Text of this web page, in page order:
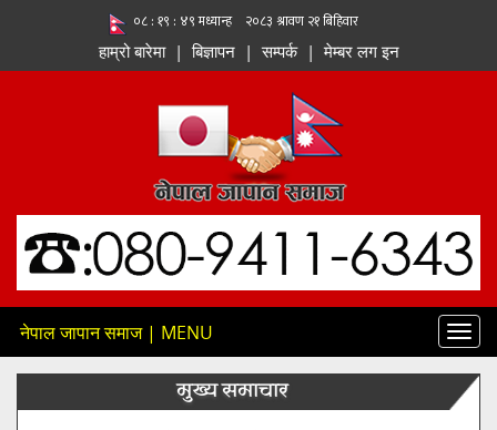
हाम्रो बारेमा | बिज्ञापन | सम्पर्क | मेम्बर लग इन
नेपाल जापान समाज | MENU
मुख्य समाचार